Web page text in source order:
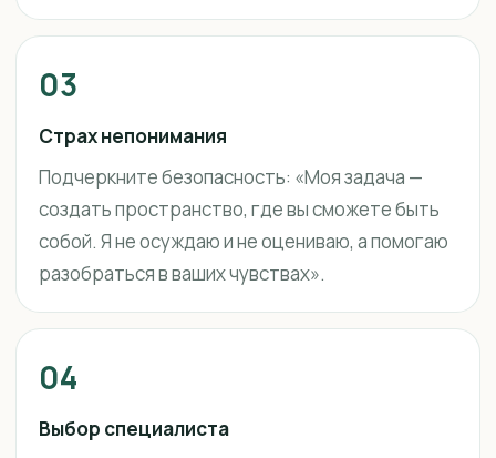
03
Страх непонимания
Подчеркните безопасность: «Моя задача —
создать пространство, где вы сможете быть
собой. Я не осуждаю и не оцениваю, а помогаю
разобраться в ваших чувствах».
04
Выбор специалиста